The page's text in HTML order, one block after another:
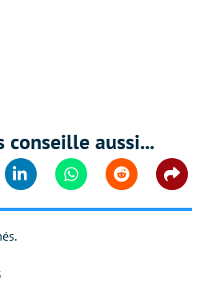
conseille aussi...
Linkedin WhatsappReddit